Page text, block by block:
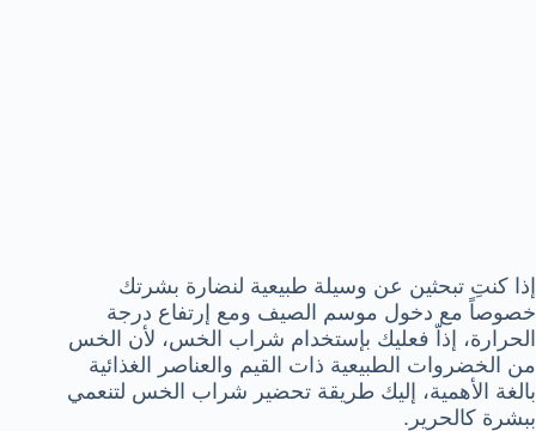
إذا كنتِ تبحثين عن وسيلة طبيعية لنضارة بشرتك
خصوصاً مع دخول موسم الصيف ومع إرتفاع درجة
الحرارة، إذاّ فعليك بإستخدام شراب الخس، لأن الخس
من الخضروات الطبيعية ذات القيم والعناصر الغذائية
بالغة الأهمية، إليك طريقة تحضير شراب الخس لتنعمي
ببشرة كالحرير.